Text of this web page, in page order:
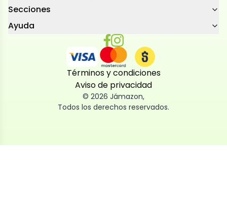
Secciones
Ayuda
Términos y condiciones
Aviso de privacidad
© 2026 Jámazon,
Todos los derechos reservados.